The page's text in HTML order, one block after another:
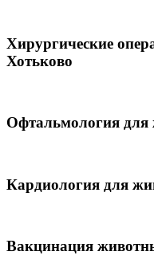
Хирургические
Хотьково
Офтальмология для
Кардиология для
Вакцинация